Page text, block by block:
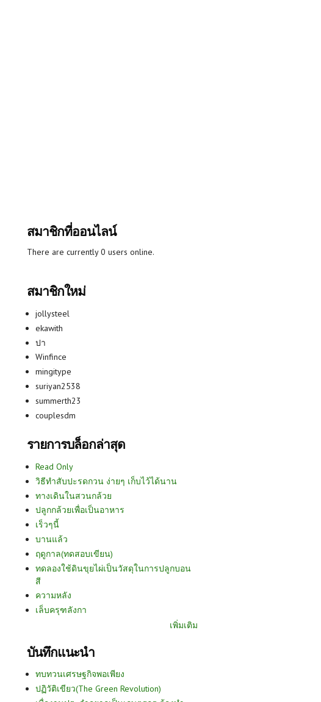
สมาชิกที่ออนไลน์
There are currently 0 users online.
สมาชิกใหม่
jollysteel
ekawith
ปา
Winfince
mingitype
suriyan2538
summerth23
couplesdm
รายการบล็อกล่าสุด
Read Only
วิธีทำสับปะรดกวน ง่ายๆ เก็บไว้ได้นาน
ทางเดินในสวนกล้วย
ปลูกกล้วยเพื่อเป็นอาหาร
เร็วๆนี้
บานแล้ว
ฤดูกาล(ทดสอบเขียน)
ทดลองใช้ดินขุยไผ่เป็นวัสดุในการปลูกบอน
สี
ความหลัง
เล็บครุฑลังกา
เพิ่มเติม
บันทึกแนะนำ
ทบทวนเศรษฐกิจพอเพียง
ปฏิวัติเขียว(The Green Revolution)